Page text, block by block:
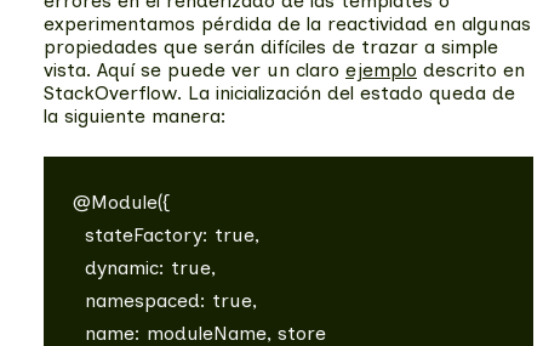
experimentamos pérdida de la reactividad en algunas
propiedades que serán difíciles de trazar a simple
vista. Aquí se puede ver un claro ejemplo descrito en
StackOverflow. La inicialización del estado queda de
la siguiente manera:
@Module({
  stateFactory: true,
  dynamic: true,
  namespaced: true,
  name: moduleName, store